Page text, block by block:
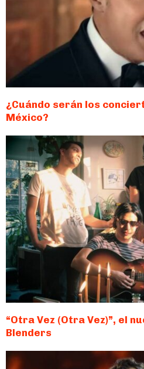
¿Cuándo serán los
México?
“Otra Vez (Otra Vez)”, el
Blenders